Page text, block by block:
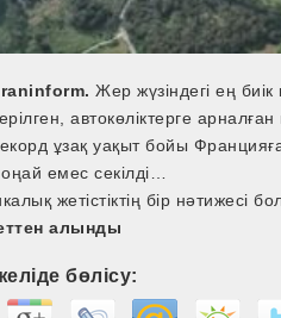
Жер жүзіндегі ең
автокөліктерге
ұзақ уақыт бойы
емес секілді…
жетістіктің бір нәтижесі
алынды
бөлісу: